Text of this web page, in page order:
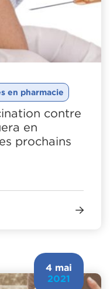
en pharmacie
contre
en
prochains
4 mai
2021